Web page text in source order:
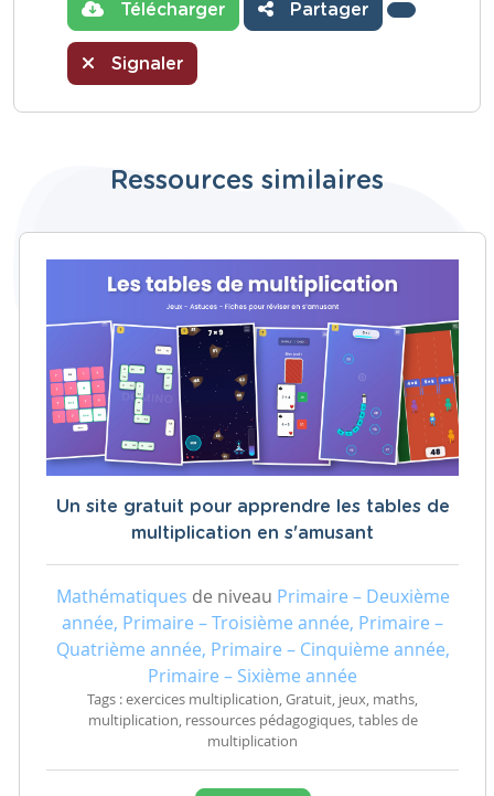
Télécharger Partager
Signaler
Ressources similaires
Un site gratuit pour apprendre les tables de
multiplication en s'amusant
Mathématiques de niveau Primaire – Deuxième
année, Primaire – Troisième année, Primaire –
Quatrième année, Primaire – Cinquième année,
Primaire – Sixième année
Tags : exercices multiplication, Gratuit, jeux, maths,
multiplication, ressources pédagogiques, tables de
multiplication